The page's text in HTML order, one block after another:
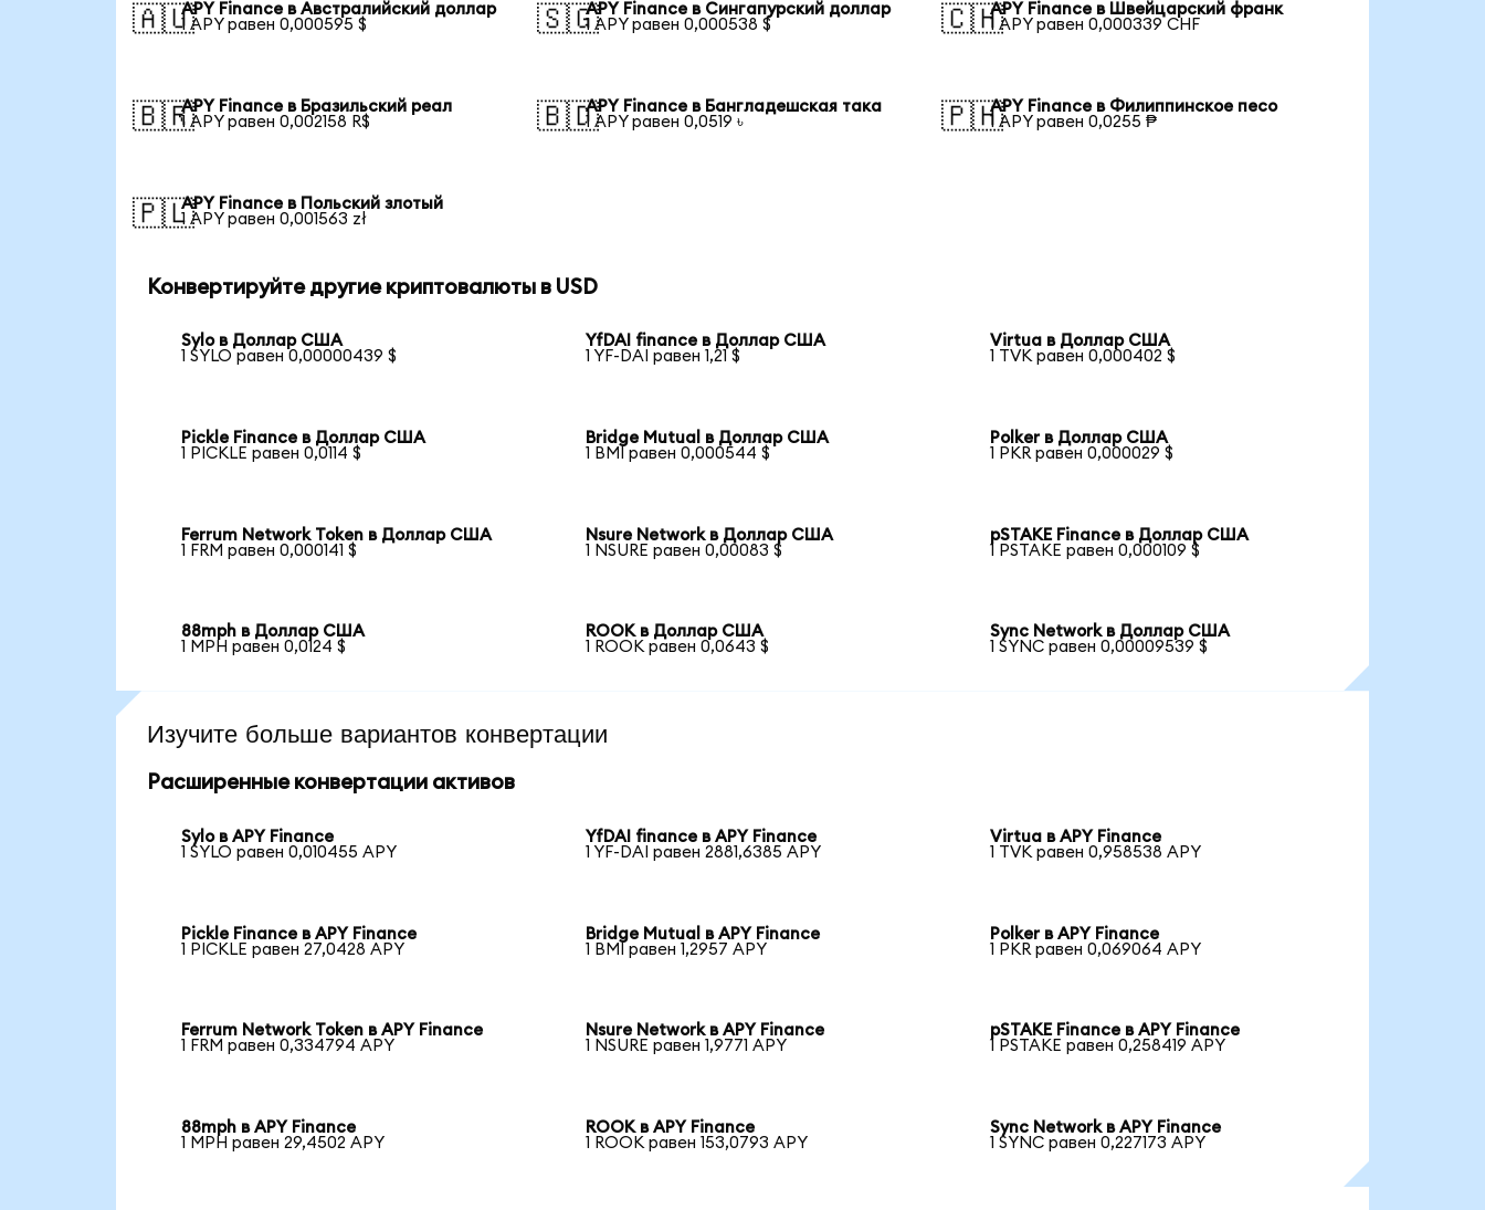
🇦🇺APY Finance в Австралийский доллар
1 APY равен 0,000595 $
🇸🇬APY Finance в Сингапурский доллар
1 APY равен 0,000538 $
🇨🇭APY Finance в Швейцарский франк
1 APY равен 0,000339 CHF
🇧🇷APY Finance в Бразильский реал
1 APY равен 0,002158 R$
🇧🇩APY Finance в Бангладешская така
1 APY равен 0,0519 ৳
🇵🇭APY Finance в Филиппинское песо
1 APY равен 0,0255 ₱
🇵🇱APY Finance в Польский злотый
1 APY равен 0,001563 zł
Конвертируйте другие криптовалюты в USD
Sylo в Доллар США
1 SYLO равен 0,00000439 $
YfDAI finance в Доллар США
1 YF-DAI равен 1,21 $
Virtua в Доллар США
1 TVK равен 0,000402 $
Pickle Finance в Доллар США
1 PICKLE равен 0,0114 $
Bridge Mutual в Доллар США
1 BMI равен 0,000544 $
Polker в Доллар США
1 PKR равен 0,000029 $
Ferrum Network Token в Доллар США
1 FRM равен 0,000141 $
Nsure Network в Доллар США
1 NSURE равен 0,00083 $
pSTAKE Finance в Доллар США
1 PSTAKE равен 0,000109 $
88mph в Доллар США
1 MPH равен 0,0124 $
ROOK в Доллар США
1 ROOK равен 0,0643 $
Sync Network в Доллар США
1 SYNC равен 0,00009539 $
Изучите больше вариантов конвертации
Расширенные конвертации активов
Sylo в APY Finance
1 SYLO равен 0,010455 APY
YfDAI finance в APY Finance
1 YF-DAI равен 2881,6385 APY
Virtua в APY Finance
1 TVK равен 0,958538 APY
Pickle Finance в APY Finance
1 PICKLE равен 27,0428 APY
Bridge Mutual в APY Finance
1 BMI равен 1,2957 APY
Polker в APY Finance
1 PKR равен 0,069064 APY
Ferrum Network Token в APY Finance
1 FRM равен 0,334794 APY
Nsure Network в APY Finance
1 NSURE равен 1,9771 APY
pSTAKE Finance в APY Finance
1 PSTAKE равен 0,258419 APY
88mph в APY Finance
1 MPH равен 29,4502 APY
ROOK в APY Finance
1 ROOK равен 153,0793 APY
Sync Network в APY Finance
1 SYNC равен 0,227173 APY